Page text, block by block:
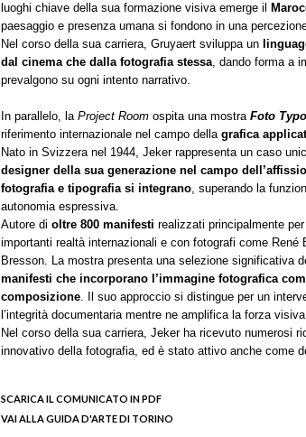
luoghi chiave della sua formazione visiva emerge il
paesaggio e presenza umana si fondono in una
Nel corso della sua carriera, Gruyaert sviluppa un
dal cinema che dalla fotografia stessa, dando forma a
prevalgono su ogni intento narrativo.
In parallelo, la Project Room ospita una mostra Foto Typo
riferimento internazionale nel campo della grafica
Nato in Svizzera nel 1944, Jeker rappresenta un caso
designer della sua generazione nel campo
fotografia e tipografia si integrano, superando la
autonomia espressiva.
Autore di oltre 800 manifesti realizzati principalmente
importanti realtà internazionali e con fotografi come René
Bresson. La mostra presenta una selezione significativa
manifesti che incorporano l’immagine fotografica
composizione. Il suo approccio si distingue per un
l’integrità documentaria mentre ne amplifica la forza
Nel corso della sua carriera, Jeker ha ricevuto numerosi
innovativo della fotografia, ed è stato attivo anche come
SCARICA IL COMUNICATO IN PDF
VAI ALLA GUIDA D'ARTE DI TORINO